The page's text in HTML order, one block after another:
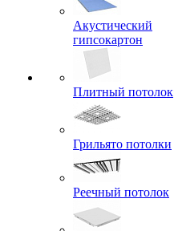
Акустический
гипсокартон
Плитный потолок
Грильято потолки
Реечный потолок